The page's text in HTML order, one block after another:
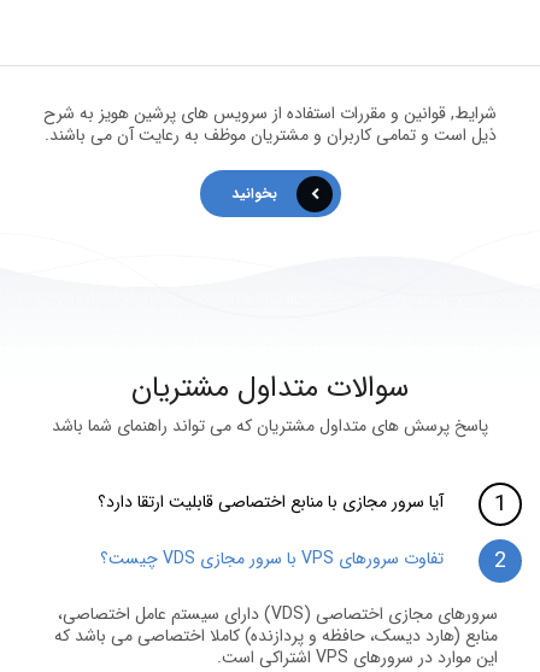
شرایط, قوانین و مقررات استفاده از سرویس های پرشین هویز به شرح
ذیل است و تمامی کاربران و مشتریان موظف به رعایت آن می باشند.
بخوانید
سوالات متداول مشتریان
پاسخ پرسش های متداول مشتریان که می تواند راهنمای شما باشد
آیا سرور مجازی با منابع اختصاصی قابلیت ارتقا دارد؟
تفاوت سرورهای VPS با سرور مجازی VDS چیست؟
سرورهای مجازی اختصاصی (VDS) دارای سیستم عامل اختصاصی،
منابع (هارد دیسک، حافظه و پردازنده) کاملا اختصاصی می باشد که
این موارد در سرورهای VPS اشتراکی است.